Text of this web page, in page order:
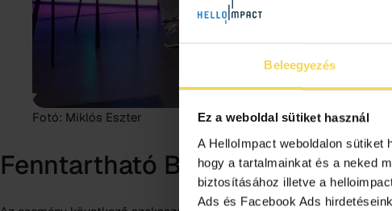
Beleegyezés
Ez a weboldal sütiket használ
A HelloImpact weboldalon sütiket
hogy a tartalmainkat és a neked
biztosításához illetve a
Ads és Facebook Ads
Fotó: Miklós Eszter
Fenntartható Beszerzésért